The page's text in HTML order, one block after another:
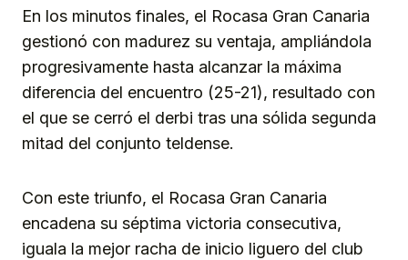
En los minutos finales, el Rocasa Gran Canaria
gestionó con madurez su ventaja, ampliándola
progresivamente hasta alcanzar la máxima
diferencia del encuentro (25-21), resultado con
el que se cerró el derbi tras una sólida segunda
mitad del conjunto teldense.
Con este triunfo, el Rocasa Gran Canaria
encadena su séptima victoria consecutiva,
iguala la mejor racha de inicio liguero del club